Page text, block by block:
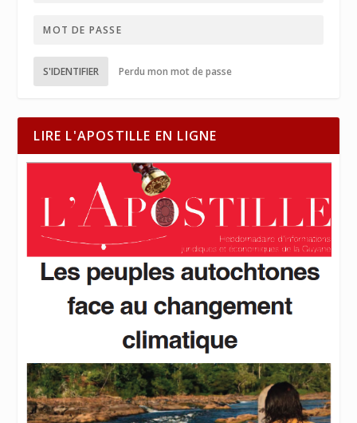
S'IDENTIFIER Perdu mon mot de passe
LIRE L'APOSTILLE EN LIGNE